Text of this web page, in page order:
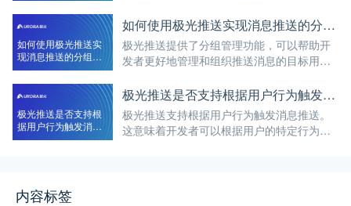
推送到用户的设备上，如手机、平板等。系
统广泛应用于社交、新闻、电商、教育等多
个领域，提高用户的信息获取效率和体验。
如何使用极光推送实
现消息推送的分组管
理
如何使用极光推送实现消息推送的分组管理
极光推送提供了分组管理功能，可以帮助开
发者更好地管理和组织推送消息的目标用
划分到不同的分组，并根据不同分组发送针
对性的推送消息。下面我们来详细探讨一下
如何使用极光
极光推送是否支持根
据用户行为触发消息
推送
极光推送是否支持根据用户行为触发消息推送
极光推送支持根据用户行为触发消息推送。
这意味着开发者可以根据用户的特定行为或
内容标签